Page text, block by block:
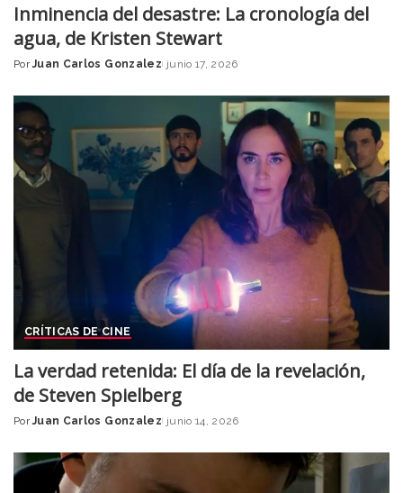
Inminencia del desastre: La cronología del
agua, de Kristen Stewart
Posted
Por Juan Carlos Gonzalez junio 17, 2026
CRÍTICAS DE CINE
La verdad retenida: El día de la revelación,
de Steven Spielberg
Posted
Por Juan Carlos Gonzalez junio 14, 2026